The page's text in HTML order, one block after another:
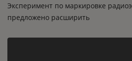
Эксперимент по маркировке
предложено расширить